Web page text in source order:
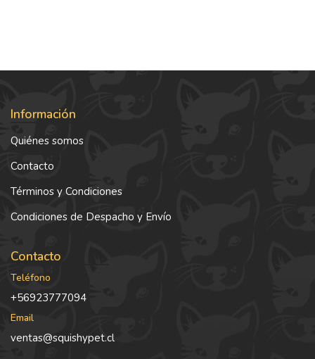
Información
Quiénes somos
Contacto
Términos y Condiciones
Condiciones de Despacho y Envío
Contacto
Teléfono
+56923777094
Email
ventas@squishypet.cl